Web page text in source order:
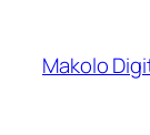
Makolo